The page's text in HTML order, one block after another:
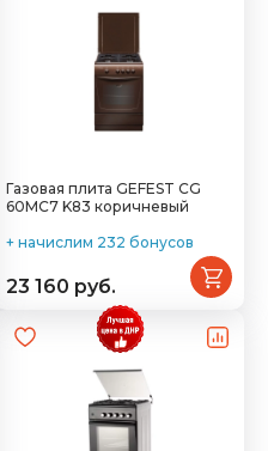
Газовая плита GEFEST CG
60MC7 K83 коричневый
+ начислим 232 бонусов
23 160 руб.